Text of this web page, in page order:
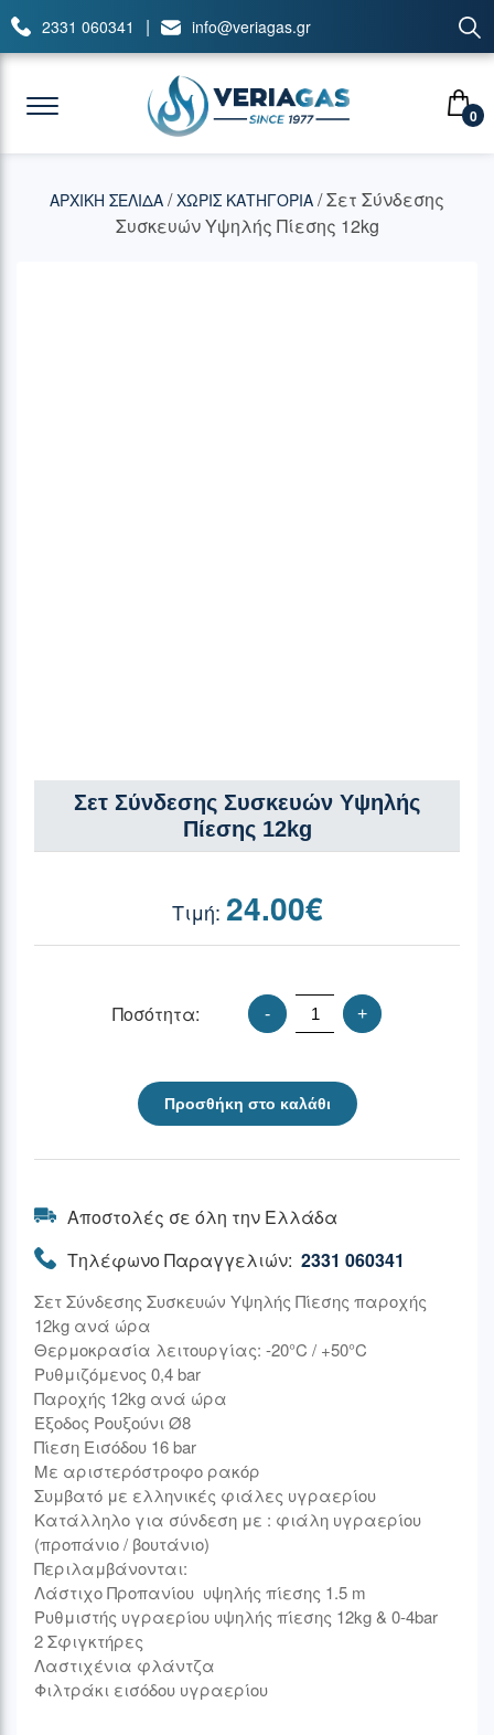
2331 060341 | info@veriagas.gr
0
ΑΡΧΙΚΉ ΣΕΛΊΔΑ /ΧΩΡΊΣ ΚΑΤΗΓΟΡΊΑ / Σετ Σύνδεσης
Συσκευών Υψηλής Πίεσης 12kg
Σετ Σύνδεσης Συσκευών Υψηλής
Πίεσης 12kg
24.00€
Ποσότητα: - +
Προσθήκη στο καλάθι
Αποστολές σε όλη την Ελλάδα
Τηλέφωνο Παραγγελιών: 2331 060341
Σετ Σύνδεσης Συσκευών Υψηλής Πίεσης παροχής
12kg ανά ώρα
Θερμοκρασία λειτουργίας: -20°C / +50°C
Ρυθμιζόμενος 0,4 bar
Παροχής 12kg ανά ώρα
Έξοδος Ρουξούνι Ø8
Πίεση Εισόδου 16 bar
Με αριστερόστροφο ρακόρ
Συμβατό με ελληνικές φιάλες υγραερίου
Κατάλληλο για σύνδεση με : φιάλη υγραερίου
(προπάνιο / βουτάνιο)
Περιλαμβάνoνται:
Λάστιχο Προπανίου υψηλής πίεσης 1.5 m
Ρυθμιστής υγραερίου υψηλής πίεσης 12kg & 0-4bar
2 Σφιγκτήρες
Λαστιχένια φλάντζα
Φιλτράκι εισόδου υγραερίου